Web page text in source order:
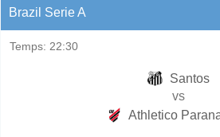
Brazil Serie A
Temps: 22:30
Santos
vs
Athletico